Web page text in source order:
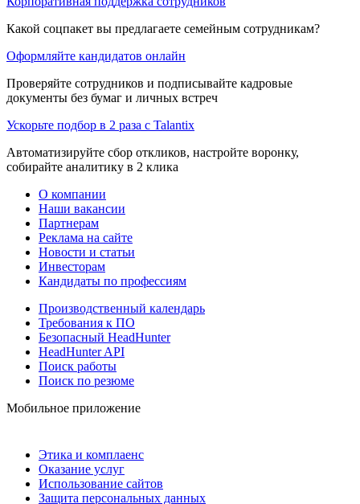
Какой соцпакет вы предлагаете семейным сотрудникам?
Оформляйте кандидатов онлайн
Проверяйте сотрудников и подписывайте кадровые
документы без бумаг и личных встреч
Ускорьте подбор в 2 раза с Talantix
Автоматизируйте сбор откликов, настройте воронку,
собирайте аналитику в 2 клика
О компании
Наши вакансии
Партнерам
Реклама на сайте
Новости и статьи
Инвесторам
Кандидаты по профессиям
Производственный календарь
Требования к ПО
Безопасный HeadHunter
HeadHunter API
Поиск работы
Поиск по резюме
Мобильное приложение
Этика и комплаенс
Оказание услуг
Использование сайтов
Защита персональных данных